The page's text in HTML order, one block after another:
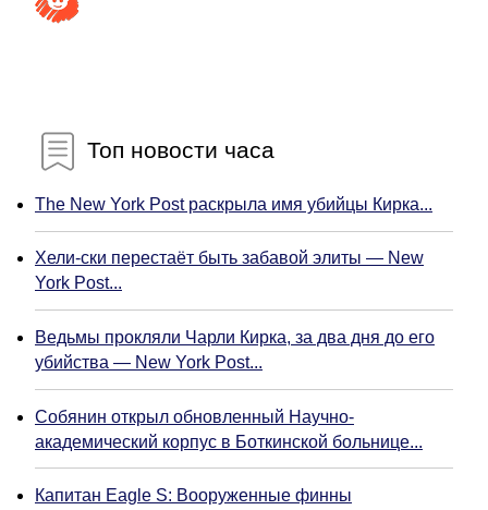
Топ новости часа
The New York Post раскрыла имя убийцы Кирка...
Хели-ски перестаёт быть забавой элиты — New
York Post...
Ведьмы прокляли Чарли Кирка, за два дня до его
убийства — New York Post...
Собянин открыл обновленный Научно-
академический корпус в Боткинской больнице...
Капитан Eagle S: Вооруженные финны